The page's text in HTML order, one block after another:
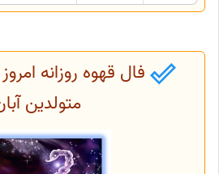
متولدین